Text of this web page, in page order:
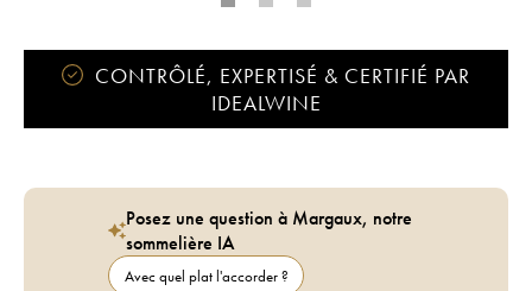
CONTRÔLÉ, EXPERTISÉ & CERTIFIÉ PAR
IDEALWINE
Posez une question à Margaux, notre
sommelière IA
Avec quel plat l'accorder ?